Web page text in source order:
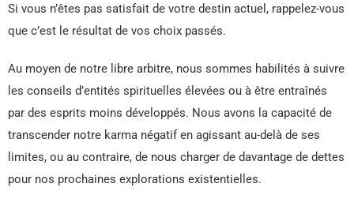
Si vous n’êtes pas satisfait de votre destin actuel, rappelez-vous
que c’est le résultat de vos choix passés.
Au moyen de notre libre arbitre, nous sommes habilités à suivre
les conseils d’entités spirituelles élevées ou à être entraînés
par des esprits moins développés. Nous avons la capacité de
transcender notre karma négatif en agissant au-delà de ses
limites, ou au contraire, de nous charger de davantage de dettes
pour nos prochaines explorations existentielles.